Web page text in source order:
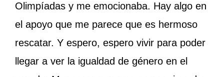
Olimpíadas y me emocionaba. Hay algo en
el apoyo que me parece que es hermoso
rescatar. Y espero, espero vivir para poder
llegar a ver la igualdad de género en el